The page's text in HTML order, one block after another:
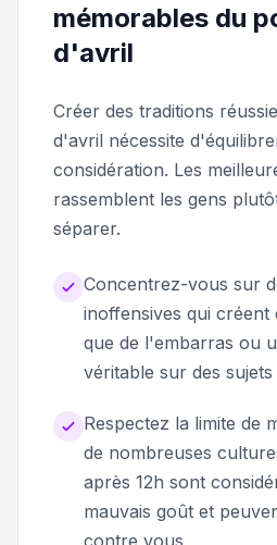
mémorables du
d'avril
Créer des traditions
d'avril nécessite
considération. Les
rassemblent les gens
séparer.
Concentrez-vous sur
inoffensives qui créent
que de l'embarras ou
véritable sur des
Respectez la limite de
de nombreuses
après 12h sont
mauvais goût et
contre vous